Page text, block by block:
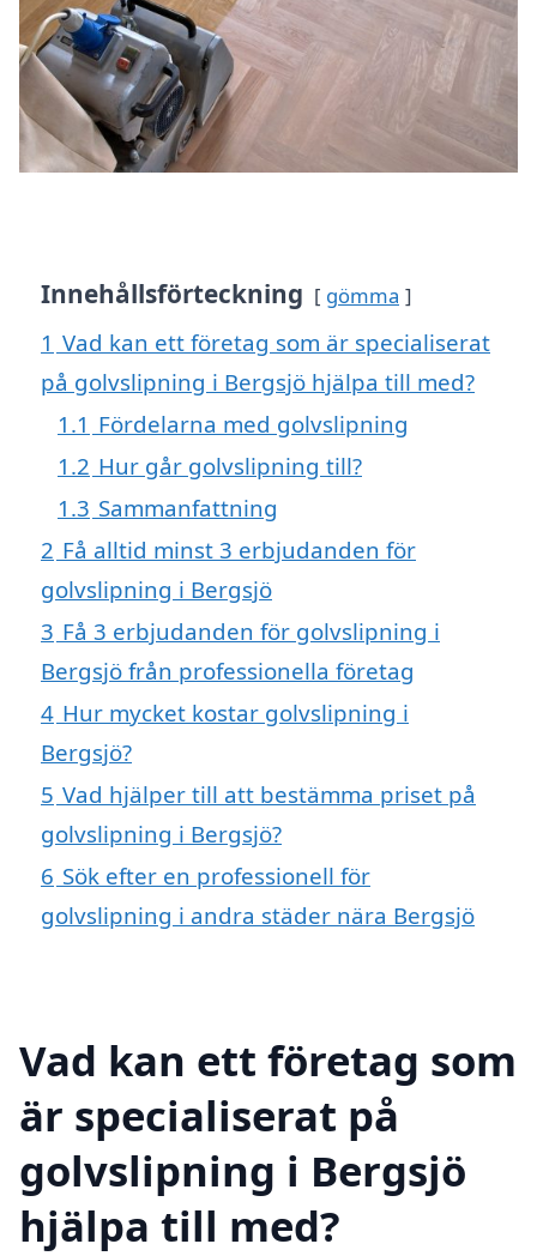
Innehållsförteckning gömma
1 Vad kan ett företag som är specialiserat
på golvslipning i Bergsjö hjälpa till med?
1.1 Fördelarna med golvslipning
1.2 Hur går golvslipning till?
1.3 Sammanfattning
2 Få alltid minst 3 erbjudanden för
golvslipning i Bergsjö
3 Få 3 erbjudanden för golvslipning i
Bergsjö från professionella företag
4 Hur mycket kostar golvslipning i
Bergsjö?
5 Vad hjälper till att bestämma priset på
golvslipning i Bergsjö?
6 Sök efter en professionell för
golvslipning i andra städer nära Bergsjö
Vad kan ett företag som
är specialiserat på
golvslipning i Bergsjö
hjälpa till med?